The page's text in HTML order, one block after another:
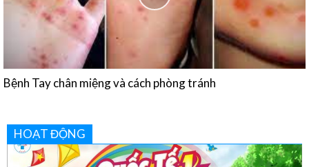
Khoa Vật lý trị liệu và Phục hồi chức năng: “Phục hồi tận
tâm – Nâng tầm cuộc sống”
HOẠT ĐỘNG